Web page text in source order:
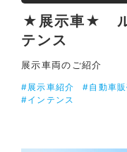
★展示車★ ル
テンス
展示車両のご紹介
#展示車紹介 #自動車
#インテンス